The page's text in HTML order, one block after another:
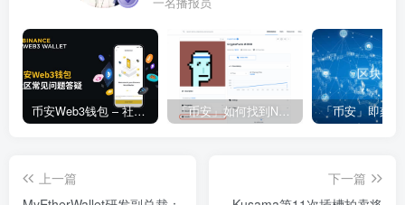
币安Web3钱包 – 社区常见问题答疑 「币安」如何找到NFT合约地址？
上一篇
下一篇